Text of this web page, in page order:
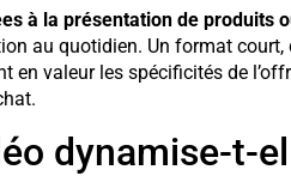
à la présentation de produits
au quotidien. Un format
en valeur les spécificités de
dynamise-t-